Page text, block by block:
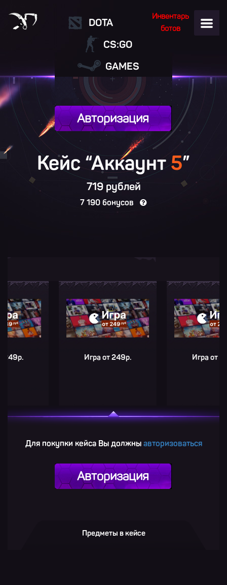
Инвентарь
ботов
DOTA
CS:GO
GAMES
Авторизация
Кейс “Аккаунт5”
719 рублей
7 190 бонусов
Игра от 249р. Игра от 249р.
Для покупки кейса Вы должны авторизоваться
Авторизация
Предметы в кейсе